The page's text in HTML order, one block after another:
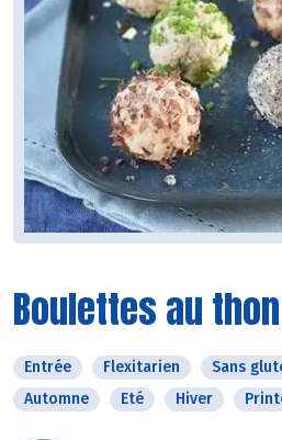
Boulettes au
Entrée Flexitarien Sans
Automne
Eté Hiver